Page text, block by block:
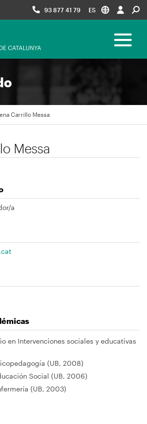
93 877 41 79 ES
Toggle
Carrillo Messa
Messa
a
en Intervenciones sociales y educativas
(UB, 2008)
Social (UB, 2006)
(UB, 2003)